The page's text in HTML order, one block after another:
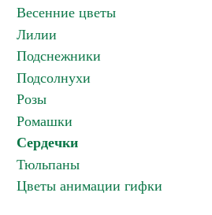
Весенние цветы
Лилии
Подснежники
Подсолнухи
Розы
Ромашки
Сердечки
Тюльпаны
Цветы анимации гифки